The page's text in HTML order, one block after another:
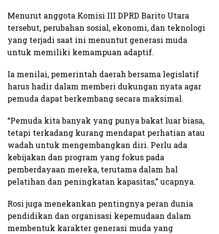
Menurut anggota Komisi III DPRD Barito Utara
tersebut, perubahan sosial, ekonomi, dan teknologi
yang terjadi saat ini menuntut generasi muda
untuk memiliki kemampuan adaptif.
Ia menilai, pemerintah daerah bersama legislatif
harus hadir dalam memberi dukungan nyata agar
pemuda dapat berkembang secara maksimal.
“Pemuda kita banyak yang punya bakat luar biasa,
tetapi terkadang kurang mendapat perhatian atau
wadah untuk mengembangkan diri. Perlu ada
kebijakan dan program yang fokus pada
pemberdayaan mereka, terutama dalam hal
pelatihan dan peningkatan kapasitas,” ucapnya.
Rosi juga menekankan pentingnya peran dunia
pendidikan dan organisasi kepemudaan dalam
membentuk karakter generasi muda yang